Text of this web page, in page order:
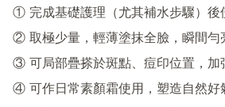
① 完成基礎護理（尤其補水步驟）後
② 取極少量，輕薄塗抹全臉，瞬間勻
③ 可局部疊搽於斑點、痘印位置，加
④ 可作日常素顏霜使用，塑造自然好